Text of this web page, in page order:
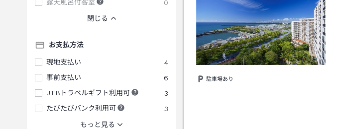
露天風呂付客室
0
閉じる
お支払方法
現地支払い
4
事前支払い
6
JTBトラベルギフト利用可
3
たびたびバンク利用可
3
もっと見る
駐車場あり